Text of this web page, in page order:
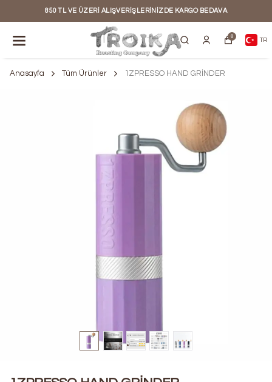
850 TL VE ÜZERI ALIŞVERIŞLERINIZDE KARGO BEDAVA
0
TR
Anasayfa Tüm Ürünler 1ZPRESSO HAND GRİNDER